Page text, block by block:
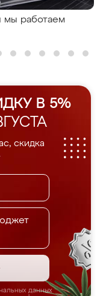
мы работаем
В 5%
скидка
данных